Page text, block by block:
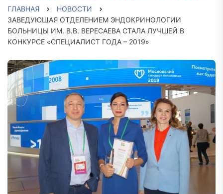
ГЛАВНАЯ
НОВОСТИ
ЗАВЕДУЮЩАЯ ОТДЕЛЕНИЕМ ЭНДОКРИНОЛОГИИ
БОЛЬНИЦЫ ИМ. В.В. ВЕРЕСАЕВА СТАЛА ЛУЧШЕЙ В
КОНКУРСЕ «СПЕЦИАЛИСТ ГОДА – 2019»